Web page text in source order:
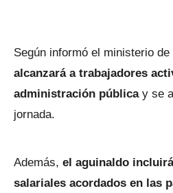
Según informó el ministerio
alcanzará a trabajadores
administración pública y se
jornada.
Además, el aguinaldo
salariales acordados en las